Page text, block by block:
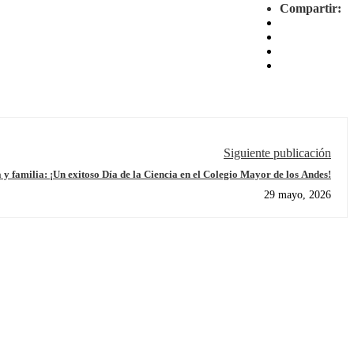
Compartir:
Siguiente publicación
familia: ¡Un exitoso Día de la Ciencia en el Colegio Mayor de los Andes!
29 mayo, 2026